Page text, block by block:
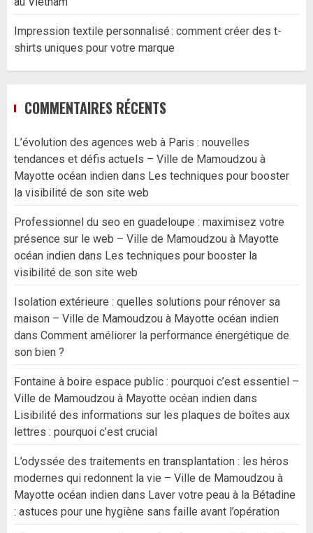
Impression textile personnalisé : comment créer des t-
shirts uniques pour votre marque
COMMENTAIRES RÉCENTS
L’évolution des agences web à Paris : nouvelles
tendances et défis actuels – Ville de Mamoudzou à
Mayotte océan indien dans Les techniques pour booster
la visibilité de son site web
Professionnel du seo en guadeloupe : maximisez votre
présence sur le web – Ville de Mamoudzou à Mayotte
océan indien dans Les techniques pour booster la
visibilité de son site web
Isolation extérieure : quelles solutions pour rénover sa
maison – Ville de Mamoudzou à Mayotte océan indien
dans Comment améliorer la performance énergétique de
son bien ?
Fontaine à boire espace public : pourquoi c’est essentiel –
Ville de Mamoudzou à Mayotte océan indien dans
Lisibilité des informations sur les plaques de boîtes aux
lettres : pourquoi c’est crucial
L’odyssée des traitements en transplantation : les héros
modernes qui redonnent la vie – Ville de Mamoudzou à
Mayotte océan indien dans Laver votre peau à la Bétadine
: astuces pour une hygiène sans faille avant l’opération